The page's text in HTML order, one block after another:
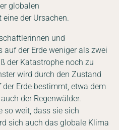
globalen
der Ursachen.
und
der Erde weniger als zwei
der Katastrophe noch zu
wird durch den Zustand
Erde bestimmt, etwa dem
der Regenwälder.
so weit, dass sie sich
sich auch das globale Klima